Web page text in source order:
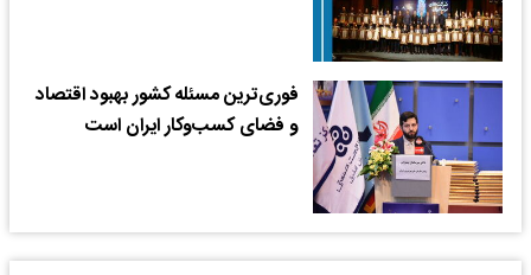
فوری‌ترین مسئله کشور بهبود اقتصاد
و فضای کسب‌وکار ایران است